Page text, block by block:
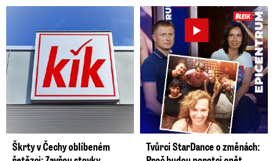
Škrty v Čechy oblíbeném
Tvůrci StarDance o změnách: